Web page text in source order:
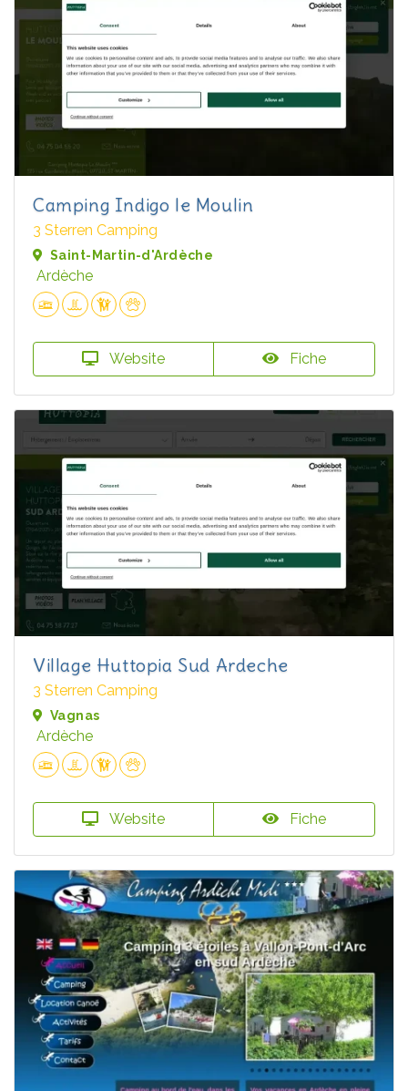
Camping Indigo le Moulin
3 Sterren Camping
Saint-Martin-d'Ardèche
Ardèche
Website Fiche
Village Huttopia Sud Ardeche
3 Sterren Camping
Vagnas
Ardèche
Website Fiche